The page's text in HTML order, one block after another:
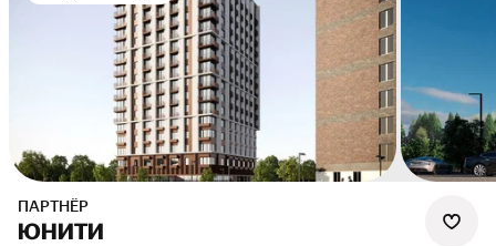
ПАРТНЁР
ЮНИТИ